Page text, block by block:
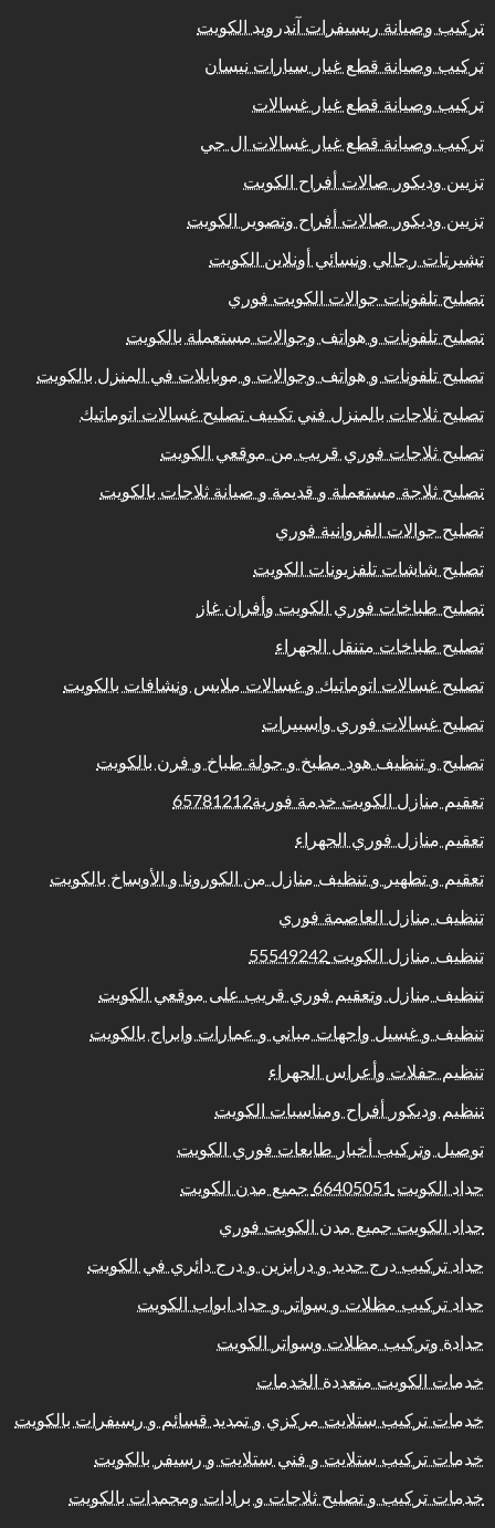
تركيب وصيانة ريسيفرات آندرويد الكويت
تركيب وصيانة قطع غيار سيارات نيسان
تركيب وصيانة قطع غيار غسالات
تركيب وصيانة قطع غيار غسالات ال جي
تزيين وديكور صالات أفراح الكويت
تزيين وديكور صالات أفراح وتصوير الكويت
تشيرتات رجالي ونسائي أونلاين الكويت
تصليح تلفونات جوالات الكويت فوري
تصليح تلفونات و هواتف وجوالات مستعملة بالكويت
تصليح تلفونات و هواتف وجوالات و موبايلات في المنزل بالكويت
تصليح ثلاجات بالمنزل فني تكييف تصليح غسالات اتوماتيك
تصليح ثلاجات فوري قريب من موقعي الكويت
تصليح ثلاجة مستعملة و قديمة و صيانة ثلاجات بالكويت
تصليح جوالات الفروانية فوري
تصليح شاشات تلفزيونات الكويت
تصليح طباخات فوري الكويت وأفران غاز
تصليح طباخات متنقل الجهراء
تصليح غسالات اتوماتيك و غسالات ملابس ونشافات بالكويت
تصليح غسالات فوري واسبيرات
تصليح و تنظيف هود مطبخ و جولة طباخ و فرن بالكويت
تعقيم منازل الكويت خدمة فورية65781212
تعقيم منازل فوري الجهراء
تعقيم و تطهير و تنظيف منازل من الكورونا و الأوساخ بالكويت
تنظيف منازل العاصمة فوري
تنظيف منازل الكويت 55549242
تنظيف منازل وتعقيم فوري قريب على موقعي الكويت
تنظيف و غسيل واجهات مباني و عمارات وابراج بالكويت
تنظيم حفلات وأعراس الجهراء
تنظيم وديكور أفراح ومناسبات الكويت
توصيل وتركيب أخبار طابعات فوري الكويت
حداد الكويت 66405051 جميع مدن الكويت
حداد الكويت جميع مدن الكويت فوري
حداد تركيب درج حديد و درابزين و درج دائري في الكويت
حداد تركيب مظلات و سواتر و حداد ابواب الكويت
حدادة وتركيب مظلات وسواتر الكويت
خدمات الكويت متعددة الخدمات
خدمات تركيب ستلايت مركزي و تمديد قسائم و رسيفرات بالكويت
خدمات تركيب ستلايت و فني ستلايت و رسيفر بالكويت
خدمات تركيب و تصليح ثلاجات و برادات ومجمدات بالكويت